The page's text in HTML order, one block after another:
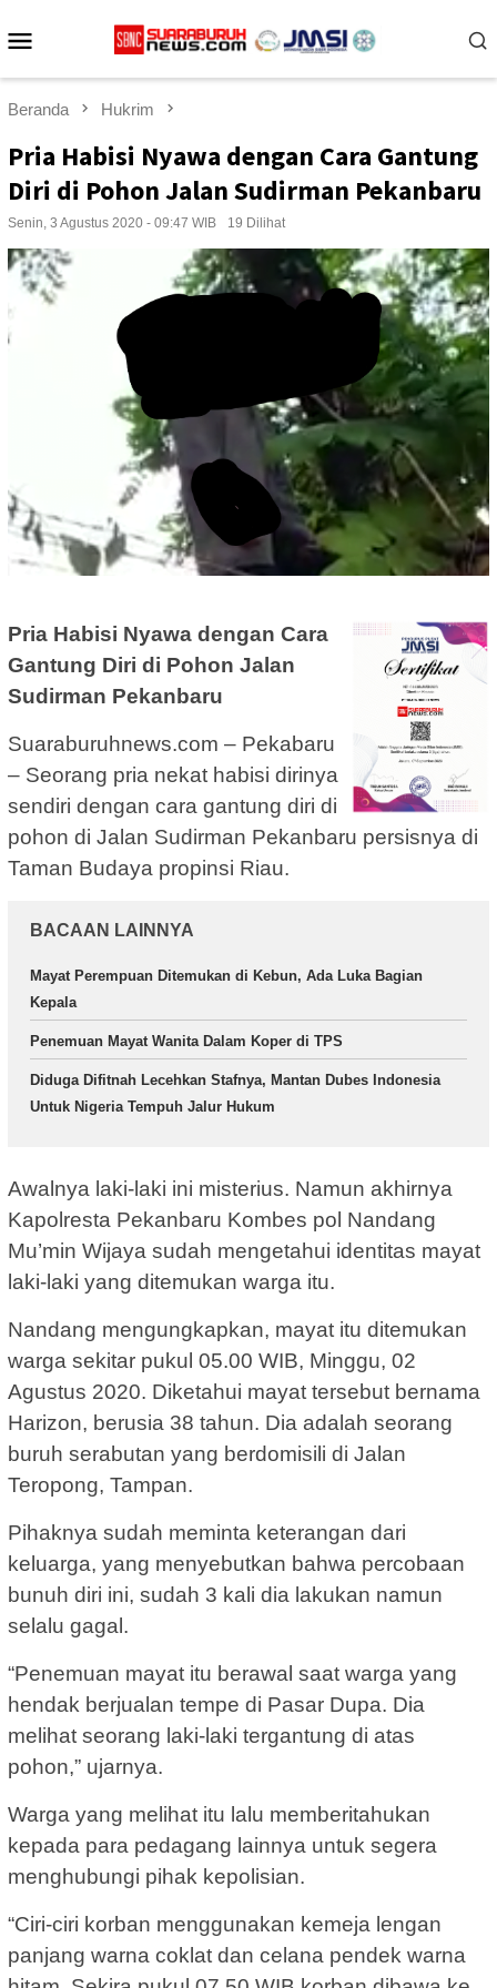
ke
Beranda Hukrim
Pria Habisi Nyawa dengan Cara Gantung
Diri di Pohon Jalan Sudirman Pekanbaru
Senin, 3 Agustus 2020 - 09:47 WIB 19 Dilihat
Pria Habisi Nyawa dengan Cara
Gantung Diri di Pohon Jalan
Sudirman Pekanbaru
Suaraburuhnews.com – Pekabaru
– Seorang pria nekat habisi dirinya
sendiri dengan cara gantung diri di
pohon di Jalan Sudirman Pekanbaru persisnya di
Taman Budaya propinsi Riau.
BACAAN LAINNYA
Mayat Perempuan Ditemukan di Kebun, Ada Luka Bagian
Kepala
Penemuan Mayat Wanita Dalam Koper di TPS
Diduga Difitnah Lecehkan Stafnya, Mantan Dubes Indonesia
Untuk Nigeria Tempuh Jalur Hukum
Awalnya laki-laki ini misterius. Namun akhirnya
Kapolresta Pekanbaru Kombes pol Nandang
Mu’min Wijaya sudah mengetahui identitas mayat
laki-laki yang ditemukan warga itu.
Nandang mengungkapkan, mayat itu ditemukan
warga sekitar pukul 05.00 WIB, Minggu, 02
Agustus 2020. Diketahui mayat tersebut bernama
Harizon, berusia 38 tahun. Dia adalah seorang
buruh serabutan yang berdomisili di Jalan
Teropong, Tampan.
Pihaknya sudah meminta keterangan dari
keluarga, yang menyebutkan bahwa percobaan
bunuh diri ini, sudah 3 kali dia lakukan namun
selalu gagal.
“Penemuan mayat itu berawal saat warga yang
hendak berjualan tempe di Pasar Dupa. Dia
melihat seorang laki-laki tergantung di atas
pohon,” ujarnya.
Warga yang melihat itu lalu memberitahukan
kepada para pedagang lainnya untuk segera
menghubungi pihak kepolisian.
“Ciri-ciri korban menggunakan kemeja lengan
panjang warna coklat dan celana pendek warna